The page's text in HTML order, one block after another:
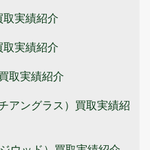
実績紹介
実績紹介
取実績紹介
アングラス）買取実績紹